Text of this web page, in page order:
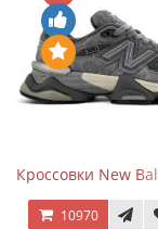
Кроссовки New
10970